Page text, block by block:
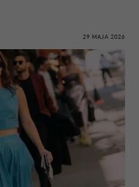
29 MAJA 2026